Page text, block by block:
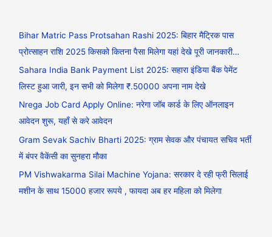
Bihar Matric Pass Protsahan Rashi 2025: बिहार मैट्रिक पास
प्रोत्साहन राशि 2025 किसको कितना पैसा मिलेगा यहां देखे पूरी जानकारी…
Sahara India Bank Payment List 2025: सहारा इंडिया बैंक पेमेंट
लिस्ट हुआ जारी, इन सभी को मिलेगा ₹.50000 अपना नाम देखे
Nrega Job Card Apply Online: नरेगा जॉब कार्ड के लिए ऑनलाइन
आवेदन शुरू, यहाँ से करे आवेदन
Gram Sevak Sachiv Bharti 2025: ग्राम सेवक और पंचायत सचिव भर्ती
में बंपर वैकेंसी का सुनहरा मौका
PM Vishwakarma Silai Machine Yojana: सरकार दे रही फ्री सिलाई
मशीन के साथ 15000 हजार रूपये , फायदा अब हर महिला को मिलेगा